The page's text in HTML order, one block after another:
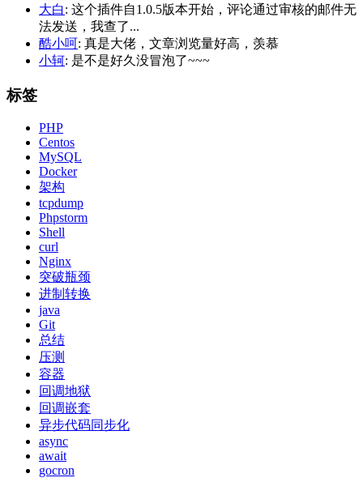
大白: 这个插件自1.0.5版本开始，评论通过审核的邮件无
法发送，我查了...
酷小呵: 真是大佬，文章浏览量好高，羡慕
小轲: 是不是好久没冒泡了~~~
标签
PHP
Centos
MySQL
Docker
架构
tcpdump
Phpstorm
Shell
curl
Nginx
突破瓶颈
进制转换
java
Git
总结
压测
容器
回调地狱
回调嵌套
异步代码同步化
async
await
gocron